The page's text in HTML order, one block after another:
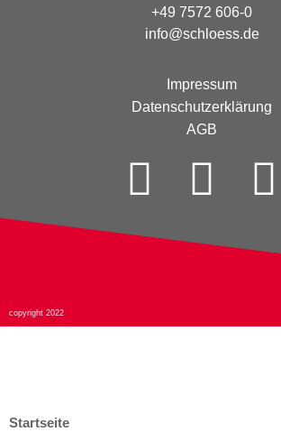
+49 7572 606-0
info@schloess.de
Impressum
Datenschutzerklärung
AGB
copyright 2022
Startseite